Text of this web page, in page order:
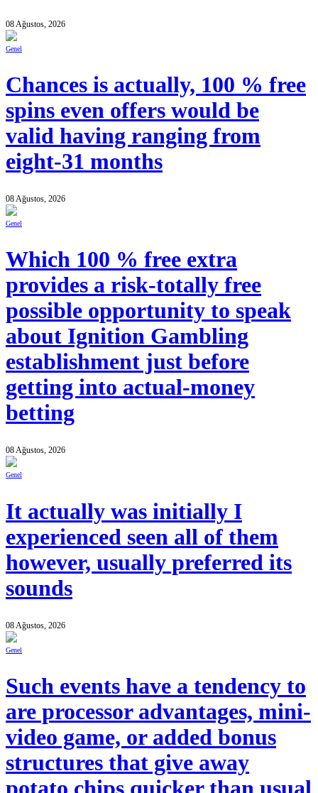
08 Ağustos, 2026
Genel
Chances is actually, 100 % free
spins even offers would be
valid having ranging from
eight-31 months
08 Ağustos, 2026
Genel
Which 100 % free extra
provides a risk-totally free
possible opportunity to speak
about Ignition Gambling
establishment just before
getting into actual-money
betting
08 Ağustos, 2026
Genel
It actually was initially I
experienced seen all of them
however, usually preferred its
sounds
08 Ağustos, 2026
Genel
Such events have a tendency to
are processor advantages, mini-
video game, or added bonus
structures that give away